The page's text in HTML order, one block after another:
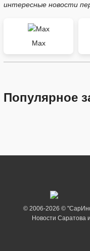
интересные новости
Max
Популярное
© 2006-2026 ©
Новости Саратова